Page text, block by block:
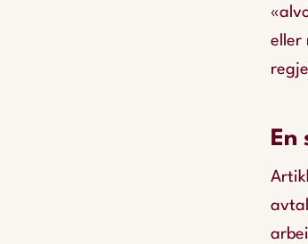
eller